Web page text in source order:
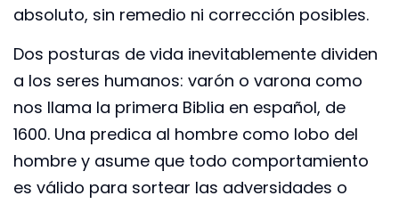
absoluto, sin remedio ni corrección posibles.
Dos posturas de vida inevitablemente dividen
a los seres humanos: varón o varona como
nos llama la primera Biblia en español, de
1600. Una predica al hombre como lobo del
hombre y asume que todo comportamiento
es válido para sortear las adversidades o